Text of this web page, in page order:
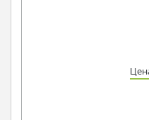
Ведомости
3. Инженерный раздел
Водоснабжение и